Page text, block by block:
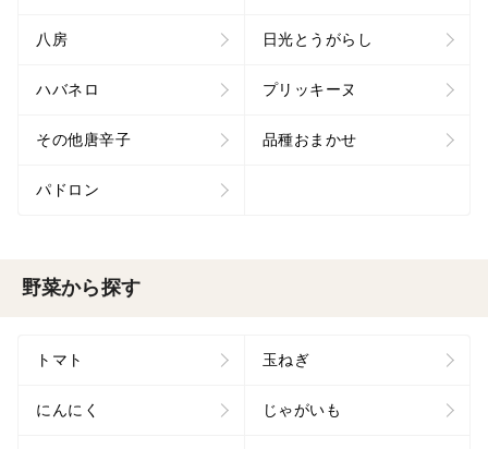
八房 日光とうがらし
ハバネロ プリッキーヌ
その他唐辛子 品種おまかせ
パドロン
野菜から探す
トマト 玉ねぎ
にんにく じゃがいも